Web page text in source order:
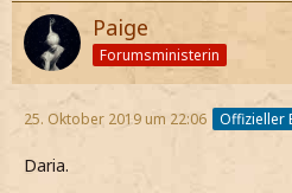
Paige
Forumsministerin
25. Oktober 2019 um 22:06 Offizieller
Daria.